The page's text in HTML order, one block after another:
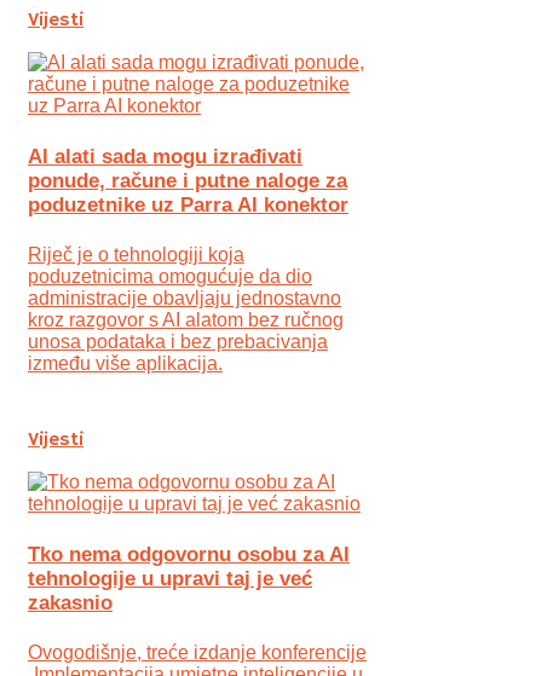
Vijesti
AI alati sada mogu izrađivati
ponude, račune i putne naloge za
poduzetnike uz Parra AI konektor
Riječ je o tehnologiji koja
poduzetnicima omogućuje da dio
administracije obavljaju jednostavno
kroz razgovor s AI alatom bez ručnog
unosa podataka i bez prebacivanja
između više aplikacija.
Vijesti
Tko nema odgovornu osobu za AI
tehnologije u upravi taj je već
zakasnio
Ovogodišnje, treće izdanje konferencije